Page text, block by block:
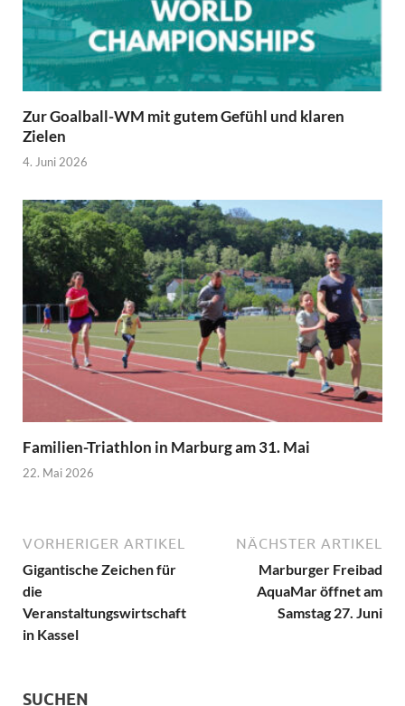
Zur Goalball-WM mit gutem Gefühl und klaren
Zielen
4. Juni 2026
Familien-Triathlon in Marburg am 31. Mai
22. Mai 2026
VORHERIGER ARTIKEL
Gigantische Zeichen für
die
Veranstaltungswirtschaft
in Kassel
NÄCHSTER ARTIKEL
Marburger Freibad
AquaMar öffnet am
Samstag 27. Juni
SUCHEN